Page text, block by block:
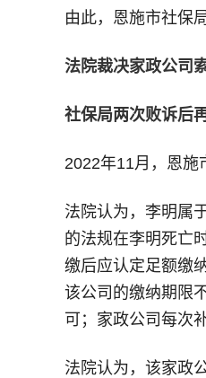
由此，恩施市社保
法院裁决家政公司
社保局两次败诉后
2022年11月，恩施
法院认为，李明属
的法规在李明死亡
缴后应认定足额缴
该公司的缴纳期限
可；家政公司每次
法院认为，该家政